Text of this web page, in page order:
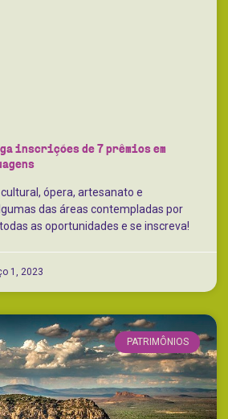
inscrições de 7 prêmios em
ópera, artesanato e
das áreas contempladas por
as oportunidades e se inscreva!
1, 2023
PATRIMÔNIOS